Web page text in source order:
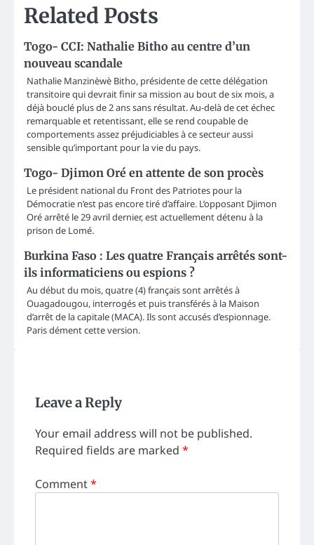
Related Posts
Togo- CCI: Nathalie Bitho au centre d’un
nouveau scandale
Nathalie Manzinèwè Bitho, présidente de cette délégation
transitoire qui devrait finir sa mission au bout de six mois, a
déjà bouclé plus de 2 ans sans résultat. Au-delà de cet échec
remarquable et retentissant, elle se rend coupable de
comportements assez préjudiciables à ce secteur aussi
sensible qu’important pour la vie du pays.
Togo- Djimon Oré en attente de son procès
Le président national du Front des Patriotes pour la
Démocratie n’est pas encore tiré d’affaire. L’opposant Djimon
Oré arrêté le 29 avril dernier, est actuellement détenu à la
prison de Lomé.
Burkina Faso : Les quatre Français arrêtés sont-
ils informaticiens ou espions ?
Au début du mois, quatre (4) français sont arrêtés à
Ouagadougou, interrogés et puis transférés à la Maison
d’arrêt de la capitale (MACA). Ils sont accusés d’espionnage.
Paris dément cette version.
Leave a Reply
Your email address will not be published.
Required fields are marked *
Comment*